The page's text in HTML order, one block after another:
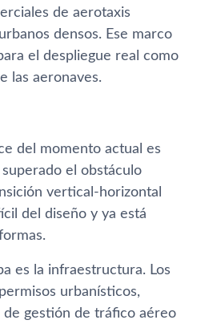
de aerotaxis
densos. Ese marco
el despliegue real como
las aeronaves.
del momento actual es
el obstáculo
vertical-horizontal
del diseño y ya está
es la infraestructura. Los
urbanísticos,
de gestión de tráfico aéreo